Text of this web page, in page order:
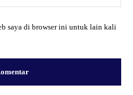
saya di browser ini untuk lain kali